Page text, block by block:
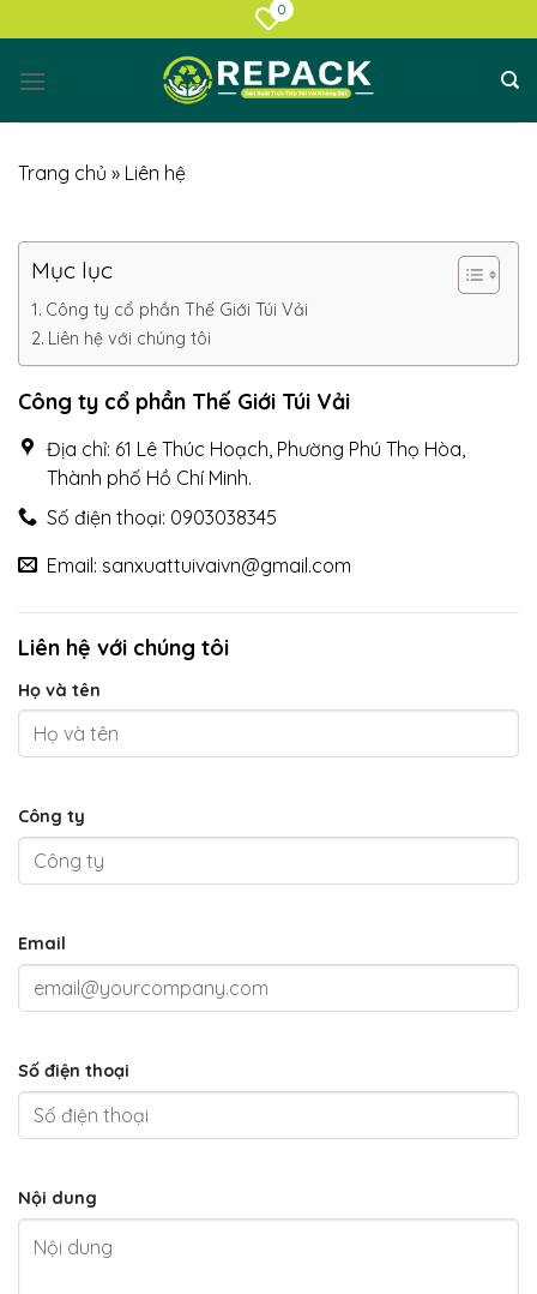
đến
nội
0
Trang chủ » Liên hệ
Mục lục
Công ty cổ phần Thế Giới Túi Vải
Liên hệ với chúng tôi
Công ty cổ phần Thế Giới Túi Vải
Địa chỉ: 61 Lê Thúc Hoạch, Phường Phú Thọ Hòa,
Thành phố Hồ Chí Minh.
Số điện thoại: 0903038345
Email: sanxuattuivaivn@gmail.com
Liên hệ với chúng tôi
Họ và tên
Công ty
Email
Số điện thoại
Nội dung